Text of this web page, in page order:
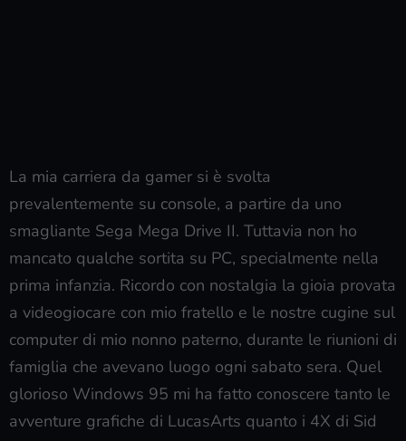
La mia carriera da gamer si è svolta
prevalentemente su console, a partire da uno
smagliante Sega Mega Drive II. Tuttavia non ho
mancato qualche sortita su PC, specialmente nella
prima infanzia. Ricordo con nostalgia la gioia provata
a videogiocare con mio fratello e le nostre cugine sul
computer di mio nonno paterno, durante le riunioni di
famiglia che avevano luogo ogni sabato sera. Quel
glorioso Windows 95 mi ha fatto conoscere tanto le
avventure grafiche di LucasArts quanto i 4X di Sid